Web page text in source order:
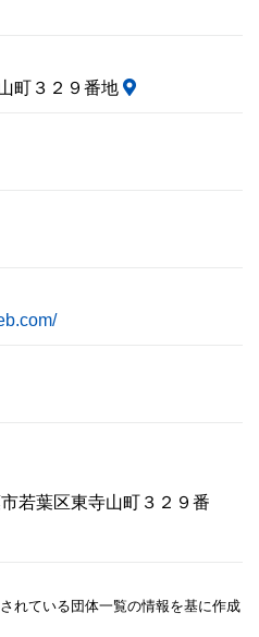
町３２９番地
若葉区東寺山町３２９番
れている団体一覧の情報を基に作成